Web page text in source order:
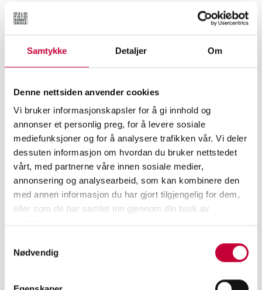
Samtykke Detaljer Om
Denne nettsiden anvender cookies
Vi bruker informasjonskapsler for å gi innhold og
annonser et personlig preg, for å levere sosiale
mediefunksjoner og for å analysere trafikken vår. Vi deler
dessuten informasjon om hvordan du bruker nettstedet
vårt, med partnerne våre innen sosiale medier,
annonsering og analysearbeid, som kan kombinere den
med annen informasjon du har gjort tilgjengelig for dem,
eller som de har samlet inn gjennom din bruk av
Nødvendig
Kunstner og filmskaper Birgitte Sigmundstad ser på
filmene sine som en form for kunstnerisk
opplysningsfilm, og nå klipper hun filmen hun lager om